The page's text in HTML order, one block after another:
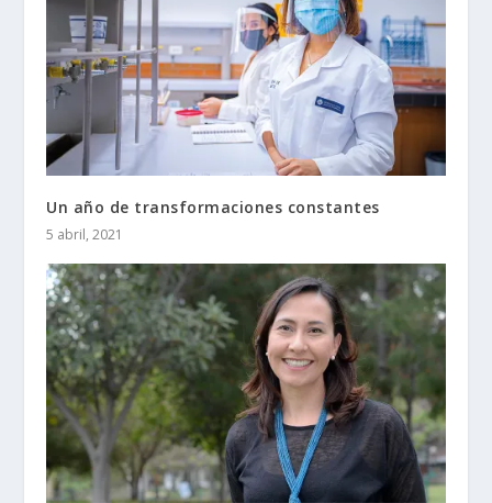
Un año de transformaciones constantes
5 abril, 2021